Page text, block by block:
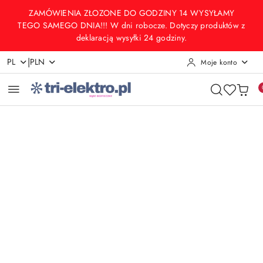
Przejdź do treści głównej
Przejdź do wyszukiwarki
Przejdź do moje konto
Przejdź do menu głównego
Przejdź do opisu produktu
Przejdź do stopki
ZAMÓWIENIA ZŁOZONE DO GODZINY 14 WYSYŁAMY
TEGO SAMEGO DNIA!!! W dni robocze. Dotyczy produktów z
deklaracją wysyłki 24 godziny.
PL |PLN Moje konto